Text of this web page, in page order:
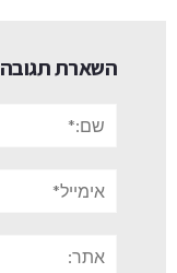
השארת תגובה